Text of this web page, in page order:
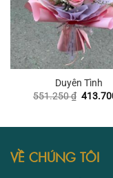
Duyên Tình
551.250₫ Giá
VỀ CHÚNG TÔI